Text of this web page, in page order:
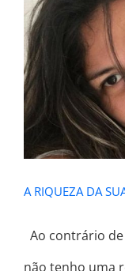
A
A RIQUEZA DA
Ao contrário
não tenho uma